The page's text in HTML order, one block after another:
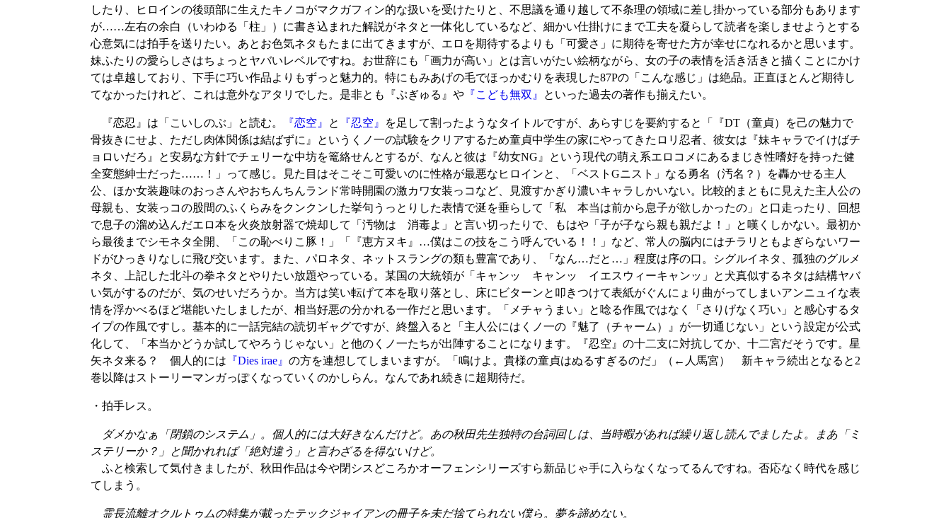
したり、ヒロインの後頭部に生えたキノコがマクガフィン的な扱いを受けたりと、不思議を通り越して不条理の領域に差し掛かっている部分もあります
が……左右の余白（いわゆる「柱」）に書き込まれた解説がネタと一体化しているなど、細かい仕掛けにまで工夫を凝らして読者を楽しませようとする
心意気には拍手を送りたい。あとお色気ネタもたまに出てきますが、エロを期待するよりも「可愛さ」に期待を寄せた方が幸せになれるかと思います。
妹ふたりの愛らしさはちょっとヤバいレベルですね。お世辞にも「画力が高い」とは言いがたい絵柄ながら、女の子の表情を活き活きと描くことにかけ
ては卓越しており、下手に巧い作品よりもずっと魅力的。特にもみあげの毛でほっかむりを表現した87Pの「こんな感じ」は絶品。正直ほとんど期待し
てなかったけれど、これは意外なアタリでした。是非とも『ぷぎゅる』や 『こども無双』 といった過去の著作も揃えたい。
『恋忍』は「こいしのぶ」と読む。 『恋空』 と 『忍空』
を足して割ったようなタイトルですが、あらすじを要約すると「『DT（童貞）を己の魅力で
骨抜きにせよ、ただし肉体関係は結ばずに』というくノ一の試験をクリアするため童貞中学生の家にやってきたロリ忍者、彼女は『妹キャラでイけばチ
ョロいだろ』と安易な方針でチェリーな中坊を篭絡せんとするが、なんと彼は『幼女NG』という現代の萌え系エロコメにあるまじき性嗜好を持った健
全変態紳士だった……！」って感じ。見た目はそこそこ可愛いのに性格が最悪なヒロインと、「ベストGニスト」なる勇名（汚名？）を轟かせる主人
公、ほか女装趣味のおっさんやおちんちんランド常時開園の激カワ女装っコなど、見渡すかぎり濃いキャラしかいない。比較的まともに見えた主人公の
母親も、女装っコの股間のふくらみをクンクンした挙句うっとりした表情で涎を垂らして「私 本当は前から息子が欲しかったの」と口走ったり、回想
で息子の溜め込んだエロ本を火炎放射器で焼却して「汚物は 消毒よ」と言い切ったりで、もはや「子が子なら親も親だよ！」と嘆くしかない。最初か
ら最後までシモネタ全開、「この恥べりこ豚！」「『恵方ヌキ』…僕はこの技をこう呼んでいる！！」など、常人の脳内にはチラリともよぎらないワー
ドがひっきりなしに飛び交います。また、パロネタ、ネットスラングの類も豊富であり、「なん…だと…」程度は序の口。シグルイネタ、孤独のグルメ
ネタ、上記した北斗の拳ネタとやりたい放題やっている。某国の大統領が「キャンッ キャンッ イエスウィーキャンッ」と犬真似するネタは結構ヤバ
い気がするのだが、気のせいだろうか。当方は笑い転げて本を取り落とし、床にビターンと叩きつけて表紙がぐんにょり曲がってしまいアンニュイな表
情を浮かべるほど堪能いたしましたが、相当好悪の分かれる一作だと思います。「メチャうまい」と唸る作風ではなく「さりげなく巧い」と感心するタ
イプの作風ですし。基本的に一話完結の読切ギャグですが、終盤入ると「主人公にはくノ一の『魅了（チャーム）』が一切通じない」という設定が公式
化して、「本当かどうか試してやろうじゃない」と他のくノ一たちが出陣することになります。『忍空』の十二支に対抗してか、十二宮だそうです。星
矢ネタ来る？ 個人的には 『Dies irae』 の方を連想してしまいますが。「鳴けよ。貴様の童貞はぬるすぎるのだ」（←人馬宮） 新キャラ続出となると2
巻以降はストーリーマンガっぽくなっていくのかしらん。なんであれ続きに超期待だ。
・拍手レス。
ダメかなぁ「閉鎖のシステム」。個人的には大好きなんだけど。あの秋田先生独特の台詞回しは、当時暇があれば繰り返し読んでましたよ。まあ「ミ
ステリーか？」と聞かれれば「絶対違う」と言わざるを得ないけど。
ふと検索して気付きましたが、秋田作品は今や閉シスどころかオーフェンシリーズすら新品じゃ手に入らなくなってるんですね。否応なく時代を感じ
てしまう。
霊長流離オクルトゥムの特集が載ったテックジャイアンの冊子を未だ捨てられない僕ら。夢を諦めない。